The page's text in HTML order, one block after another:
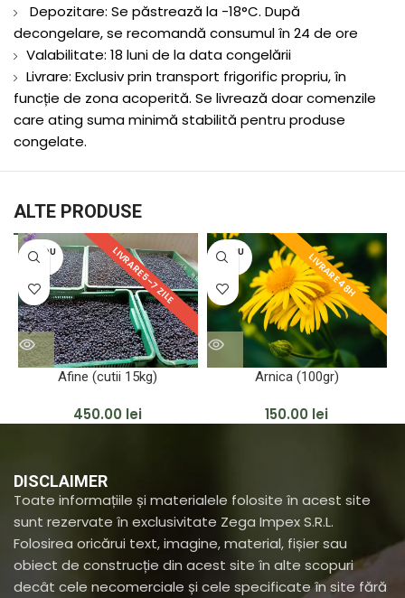
Depozitare: Se păstrează la -18°C. După
decongelare, se recomandă consumul în 24 de ore
Valabilitate: 18 luni de la data congelării
Livrare: Exclusiv prin transport frigorific propriu, în
funcție de zona acoperită. Se livrează doar comenzile
care ating suma minimă stabilită pentru produse
congelate.
ALTE PRODUSE
VÎNDU
T
LIVRARE 5–7 ZILE
Afine (cutii 15kg)
450.00 lei
VÎNDU
T
LIVRARE 48H
Arnica (100gr)
150.00 lei
DISCLAIMER
Toate informațiile și materialele folosite în acest site
sunt rezervate în exclusivitate Zega Impex S.R.L.
Folosirea oricărui text, imagine, material, fișier sau
obiect de construcție din acest site în alte scopuri
decât cele necomerciale și cele specificate în site fără